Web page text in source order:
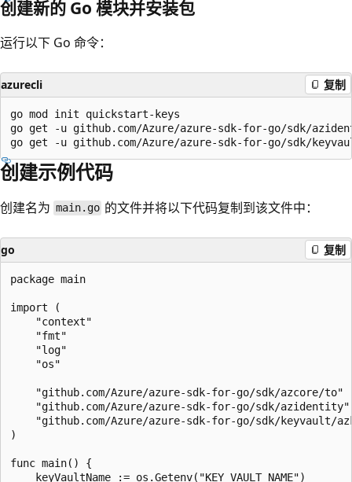
创建新的 Go 模块并安装包
运行以下 Go 命令：
azurecli 复制
go mod init quickstart-keys
go get -u github.com/Azure/azure-sdk-for-go/sdk/
创建示例代码
创建名为 main.go 的文件并将以下代码复制到该文件中：
go 复制
package main
import (
)
func main() {